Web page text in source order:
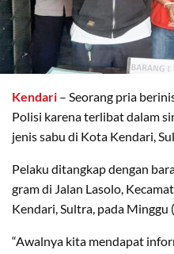
Kendari – Seorang pria
Polisi karena terlibat dalam
jenis sabu di Kota Kendari,
Pelaku ditangkap dengan
gram di Jalan Lasolo,
Kendari, Sultra, pada
“Awalnya kita mendapat